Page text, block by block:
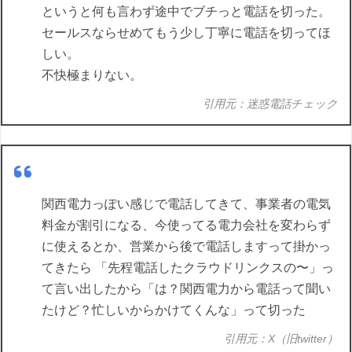
というと何も言わず途中でブチっと電話を切った。
セールスならせめてもう少し丁寧に電話を切ってほ
しい。
不快極まりない。
引用元：迷惑電話チェック
関西電力っぽい感じで電話してきて、事業者の電気
料金が割引になる、今使ってる電力会社を変わらず
に使えるとか、営業から後で電話しますって掛かっ
てきたら 「先程電話したクラウドリンクスの〜」っ
て言い出したから「は？関西電力から電話って聞い
たけど？忙しいからかけてくんな」って切った
引用元：X（旧twitter）